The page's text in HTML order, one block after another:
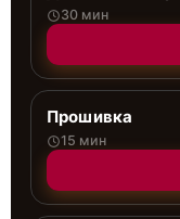
30 мин
Прошивка
15 мин